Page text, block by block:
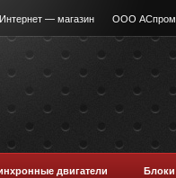
Интернет — магазин ООО
двигатели